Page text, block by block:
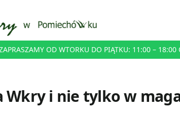
OD WTORKU DO PIĄTKU: 11:00 –
Wkry i nie tylko w